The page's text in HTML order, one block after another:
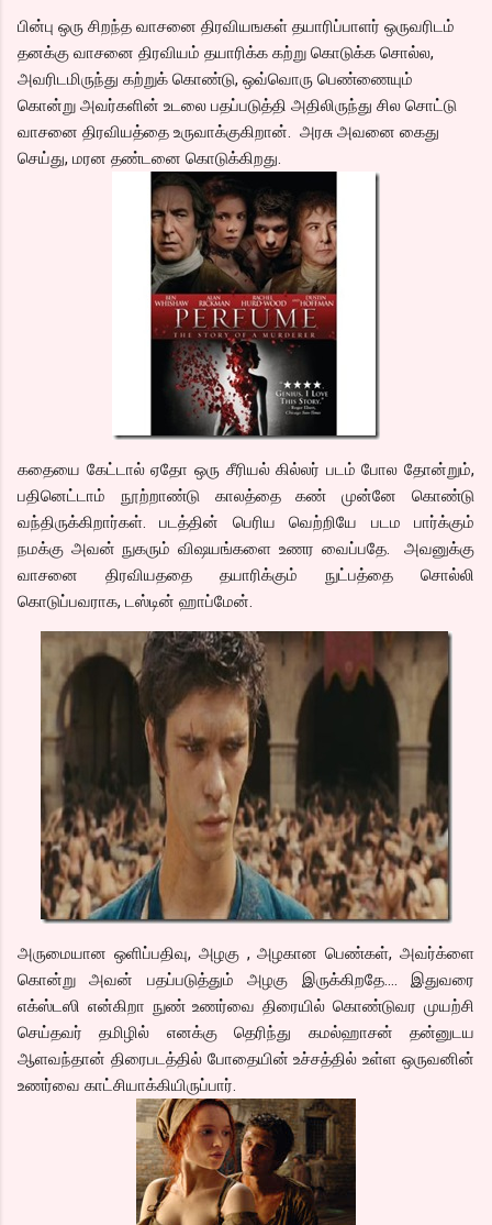
பின்பு ஒரு சிறந்த வாசனை திரவியஙகள் தயாரிப்பாளர் ஒருவரிடம்
தனக்கு வாசனை திரவியம் தயாரிக்க கற்று கொடுக்க சொல்ல,
அவரிடமிருந்து கற்றுக் கொண்டு, ஒவ்வொரு பெண்ணையும்
கொன்று அவர்களின் உடலை பதப்படுத்தி அதிலிருந்து சில சொட்டு
வாசனை திரவியத்தை உருவாக்குகிறான். அரசு அவனை கைது
செய்து, மரன தண்டனை கொடுக்கிறது.
கதையை கேட்டால் ஏதோ ஒரு சீரியல் கில்லர் படம் போல தோன்றும்,
பதினெட்டாம் நூற்றாண்டு காலத்தை கண் முன்னே கொண்டு
வந்திருக்கிறார்கள். படத்தின் பெரிய வெற்றியே படம பார்க்கும்
நமக்கு அவன் நுகரும் விஷயங்களை உணர வைப்பதே. அவனுக்கு
வாசனை திரவியததை தயாரிக்கும் நுட்பத்தை சொல்லி
கொடுப்பவராக, டஸ்டின் ஹாப்மேன்.
அருமையான ஒளிப்பதிவு, அழகு , அழகான பெண்கள், அவர்க்ளை
கொன்று அவன் பதப்படுத்தும் அழகு இருக்கிறதே…. இதுவரை
எக்ஸ்டஸி என்கிறா நுண் உணர்வை திரையில் கொண்டுவர முயற்சி
செய்தவர் தமிழில் எனக்கு தெரிந்து கமல்ஹாசன் தன்னுடய
ஆளவந்தான் திரைபடத்தில் போதையின் உச்சத்தில் உள்ள ஒருவனின்
உணர்வை காட்சியாக்கியிருப்பார்.